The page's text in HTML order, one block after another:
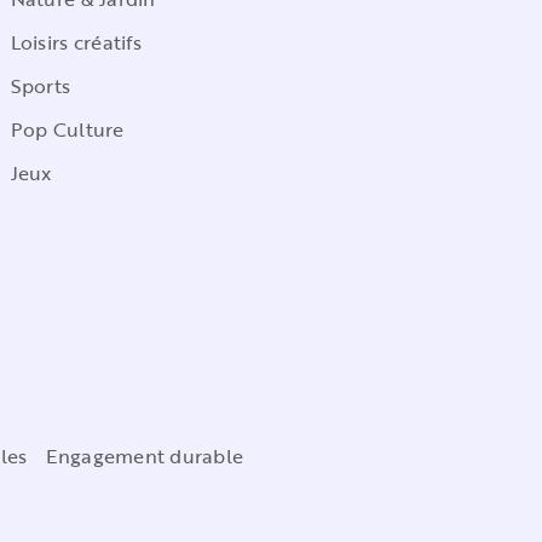
Loisirs créatifs
Sports
Pop Culture
Jeux
Engagement durable